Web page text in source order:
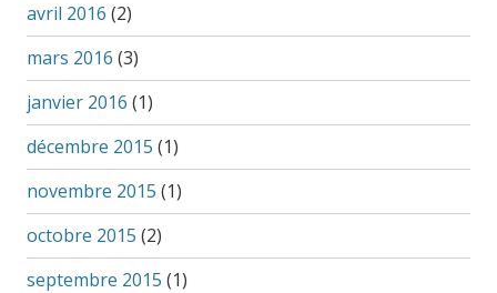
avril 2016 (2)
mars 2016 (3)
janvier 2016 (1)
décembre 2015 (1)
novembre 2015 (1)
octobre 2015 (2)
septembre 2015 (1)